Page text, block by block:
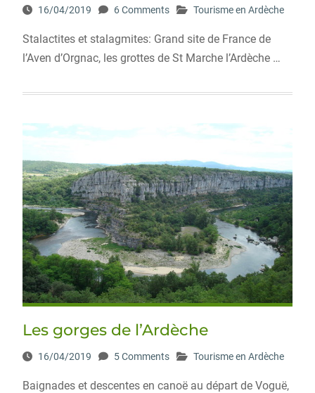
16/04/2019 6 Comments Tourisme en Ardèche
Stalactites et stalagmites: Grand site de France de
l’Aven d’Orgnac, les grottes de St Marche l’Ardèche …
Les gorges de l’Ardèche
16/04/2019 5 Comments Tourisme en Ardèche
Baignades et descentes en canoë au départ de Voguë,